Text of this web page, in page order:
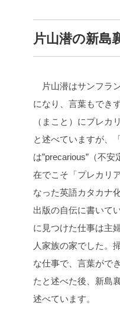
片山潜の新島
片山潜はサンフラ
になり、言葉もでき
（まこと）にプレカ
と述べていますが、
は”precarious”（不
在でこそ「プレカリ
なった英語カタカナ
出版の自伝に書いて
に見つけた仕事は主
人家族の家でした。
な仕事で、言葉がで
たと述べた後、新島
述べています。